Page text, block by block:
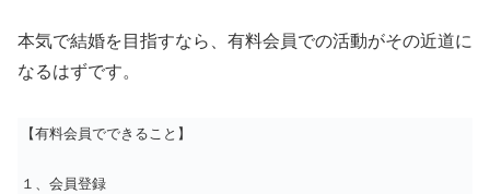
本気で結婚を目指すなら、有料会員での活動がその近道に
なるはずです。
【有料会員でできること】
１、会員登録